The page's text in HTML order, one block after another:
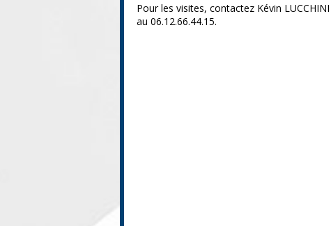
Pour les visites, contactez Kévin LUCCHINI
au 06.12.66.44.15.